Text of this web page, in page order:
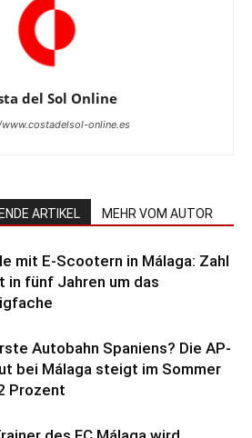
del Sol Online
online.es
ARTIKEL MEHR VOM AUTOR
mit E-Scootern in Málaga: Zahl
in fünf Jahren um das
Autobahn Spaniens? Die AP-
bei Málaga steigt im Sommer
Prozent